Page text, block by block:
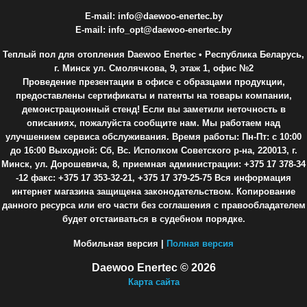
E-mail: info@daewoo-enertec.by
E-mail: info_opt@daewoo-enertec.by
Теплый пол для отопления Daewoo Enertec • Республика Беларусь,
г. Минск ул. Смолячкова, 9, этаж 1, офис №2
Проведение презентации в офисе с образцами продукции,
предоставлены сертификаты и патенты на товары компании,
демонстрационный стенд! Если вы заметили неточность в
описаниях, пожалуйста сообщите нам. Мы работаем над
улучшением сервиса обслуживания. Время работы: Пн-Пт: с 10:00
до 16:00 Выходной: Сб, Вс. Исполком Советского р-на, 220013, г.
Минск, ул. Дорошевича, 8, приемная администрации: +375 17 378-34
-12 факс: +375 17 353-32-21, +375 17 379-25-75 Вся информация
интернет магазина защищена законодательством. Копирование
данного ресурса или его части без соглашения с правообладателем
будет отстаиваться в судебном порядке.
Мобильная версия | Полная версия
Daewoo Enertec © 2026
Карта сайта